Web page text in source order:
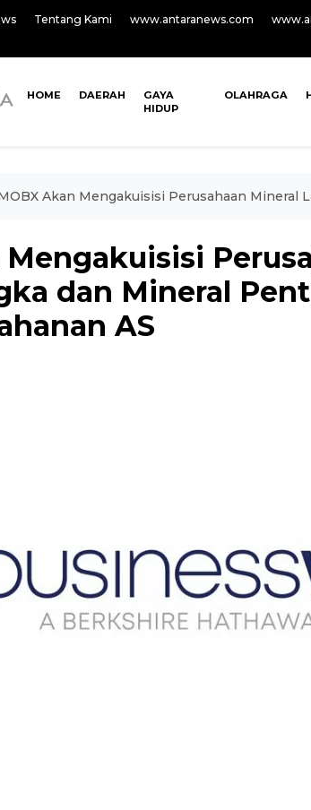
Tentang Kami www.antaranews.com
HOME DAERAH
GAYA
HIDUP
OLAHRAGA
Akan Mengakuisisi Perusahaan Mineral
Mengakuisisi
dan Mineral
AS